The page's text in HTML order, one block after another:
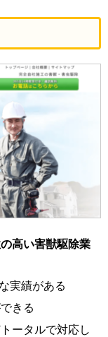
高い害獣駆除業
実績がある
きる
ータルで対応し